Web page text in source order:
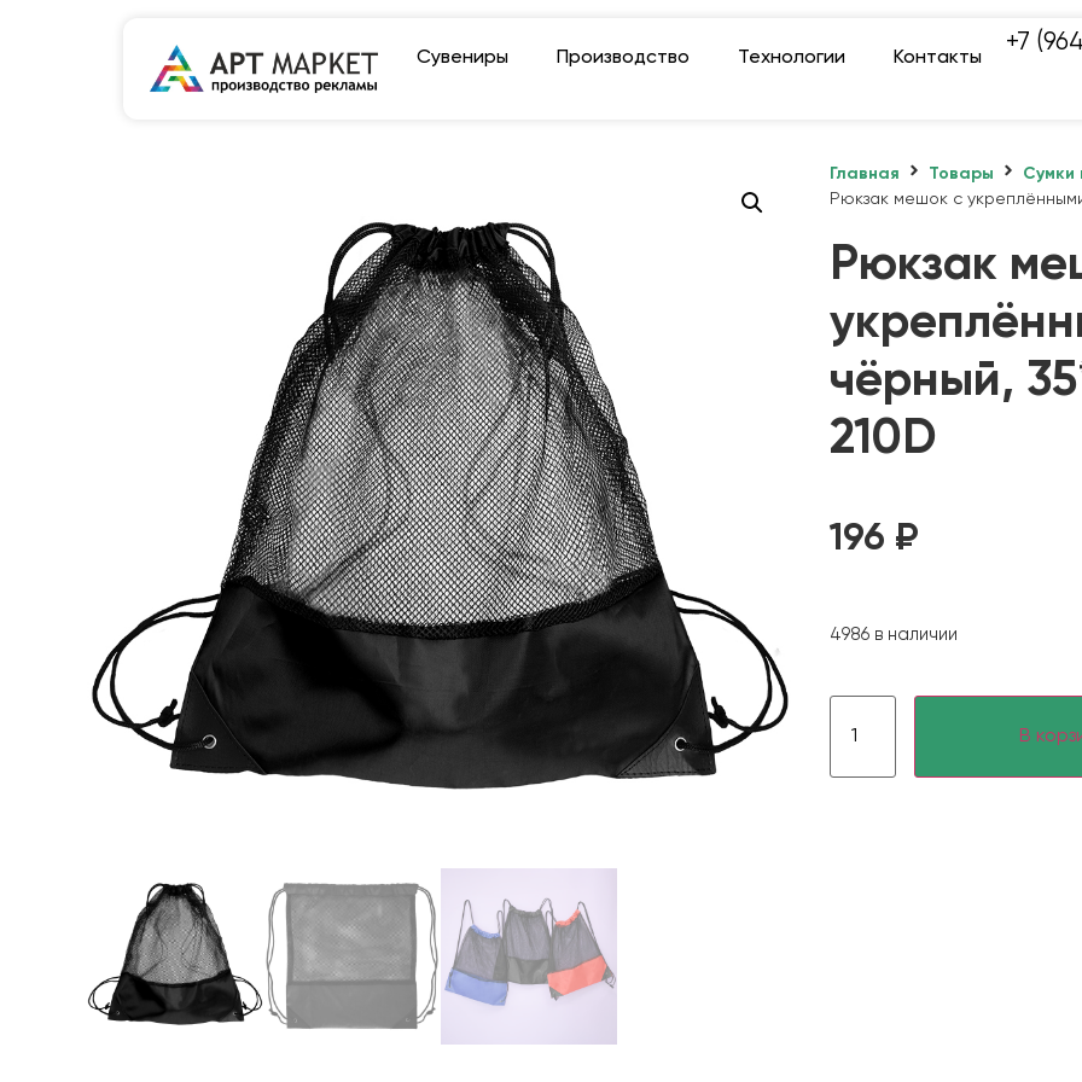
Сувениры Производство Технологии Контакты
+7
Главная Товары
Сумки
Рюкзак мешок с
Рюкзак
чёрный,
210D
196 ₽
4986 в наличии
В